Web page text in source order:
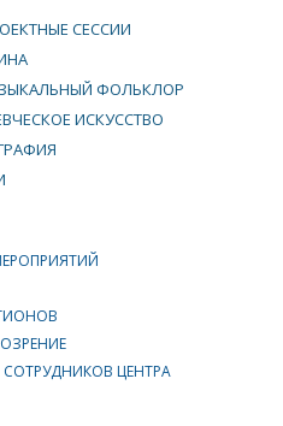
СЕССИИ
ФОЛЬКЛОР
ИСКУССТВО
ЦЕНТРА